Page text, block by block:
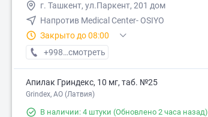
г. Ташкент, ул.Паркент, 201 дом
Напротив Medical Center- OSIYO
Закрыто до 08:00
+998 (50) XXX-XX-XX
смотреть
Апилак Гриндекс, 10 мг, таб. №25
Grindex, АО (Латвия)
В наличии: 4 штуки (Обновлено 2 часа назад)